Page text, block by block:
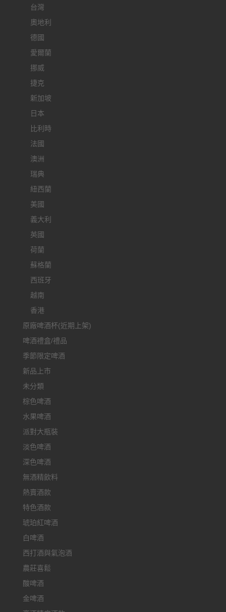
台灣
奧地利
德國
愛爾蘭
挪威
捷克
新加坡
日本
比利時
法國
澳洲
瑞典
紐西蘭
美國
義大利
英國
荷蘭
蘇格蘭
西班牙
越南
香港
原廠啤酒杯(近期上架)
啤酒禮盒/禮品
季節限定啤酒
新品上市
未分類
棕色啤酒
水果啤酒
派對大瓶裝
淡色啤酒
深色啤酒
無酒精飲料
熱賣酒款
特色酒款
琥珀紅啤酒
白啤酒
西打酒與氣泡酒
農莊喜鬆
酸啤酒
金啤酒